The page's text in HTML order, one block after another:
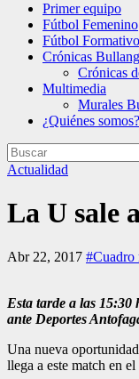
Primer equipo
Fútbol Femenino
Fútbol Formativo
Crónicas
Crónicas
Multimedia
Murales
¿Quiénes somos?
Actualidad
La U sale
Abr 22, 2017 #Cuadro
Esta tarde a las
ante Deportes
Una nueva
llega a este match en